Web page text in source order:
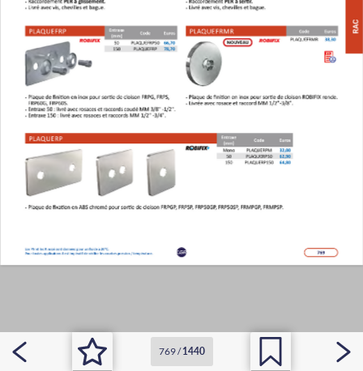
769/1440